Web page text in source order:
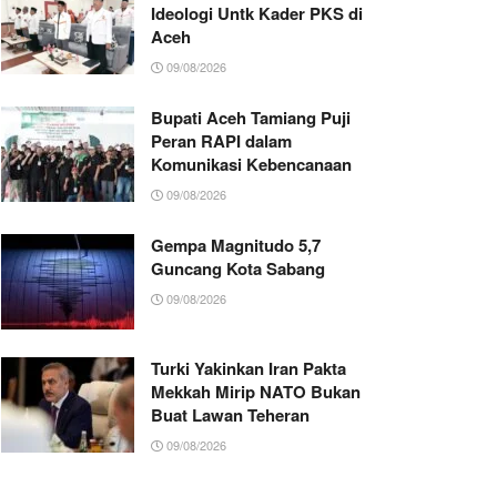
Ideologi Untk Kader PKS di
Aceh
09/08/2026
Bupati Aceh Tamiang Puji
Peran RAPI dalam
Komunikasi Kebencanaan
09/08/2026
Gempa Magnitudo 5,7
Guncang Kota Sabang
09/08/2026
Turki Yakinkan Iran Pakta
Mekkah Mirip NATO Bukan
Buat Lawan Teheran
09/08/2026